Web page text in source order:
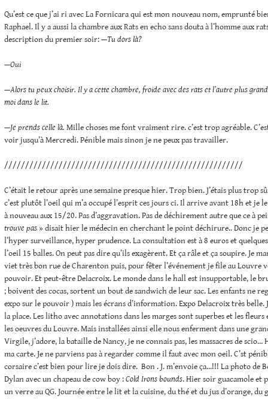
Qu’est ce que j’ai ri avec La Fornicara qui est mon nouveau nom, emprunté
Raphael. Il y a aussi la chambre aux Rats en echo sans douta à l’homme aux
description du premier soir:—Tu dors là?
—Oui
—Alors tu peux choisir. Il y a cette chambre, froide avec des rats et l’autre plus
moi dans le lit.
—Je prends celle là. Mille choses me font vraiment rire. c’est trop agréable.
voir jusqu’à Mercredi. Pénible mais sinon je ne peux pas travailler.
/////////////////////////////////////////////////////////
C’était le retour après une semaine presque hier. Trop bien. J’étais plus trop
c’est plutôt l’oeil qui m’a occupé l’esprit ces jours ci. Il arrive avant 18h et je
à nouveau aux 15/20. Pas d’aggravation. Pas de déchirement autre que ce à
trouve pas » disait hier le médecin en cherchant le point déchirure.. Donc je
l’hyper surveillance, hyper prudence. La consultation est à 8 euros et
l’oeil 15 balles. On peut pas dire qu’ils exagèrent. Et ça râle et ça soupire. Je
viet très bon rue de Charenton puis, pour fêter l’événement je file au Louvre
pouvoir. Et peut-être Delacroix. Le monde dans le hall est insupportable, le
; boivent des cocas, sortent un bout de sandwich de leur sac. Les enfants ne
expo sur le pouvoir ) mais les écrans d’information. Expo Delacroix très belle.
la place. Les litho avec annotations dans les marges sont superbes et les fleurs
les oeuvres du Louvre. Mais installées ainsi elle nous enferment dans une
Virgile, j’adore, la bataille de Nancy, je ne connais pas, les massacres de scio…
ma carte. Je ne parviens pas à regarder comme il faut avec mon oeil. C’st
corsaire c’est bien pour lire je dois dire. Bon . J. m’envoie ça…!!! La photo de
Dylan avec un chapeau de cow boy :Cold Irons bounds. Hier soir guacamole et
un verre au QG. Journée entre le lit et la cuisine, du thé et du jus d’orange, du